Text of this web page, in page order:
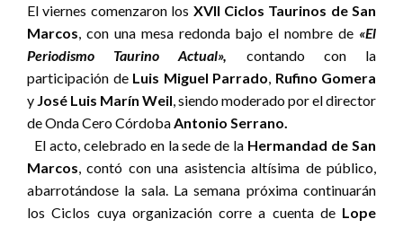
El viernes comenzaron los XVII Ciclos Taurinos de San
Marcos , con una mesa redonda bajo el nombre de «El
Periodismo
Taurino Actual»,
contando con la
participación de Luis Miguel Parrado Rufino Gomera
y José Luis Marín Weil , siendo moderado por el director
de Onda Cero Córdoba Antonio Serrano.
El acto, celebrado en la sede de la Hermandad de San
Marcos , contó con una asistencia altísima de público,
abarrotándose la sala. La semana próxima continuarán
los Ciclos cuya organización corre a cuenta de Lope